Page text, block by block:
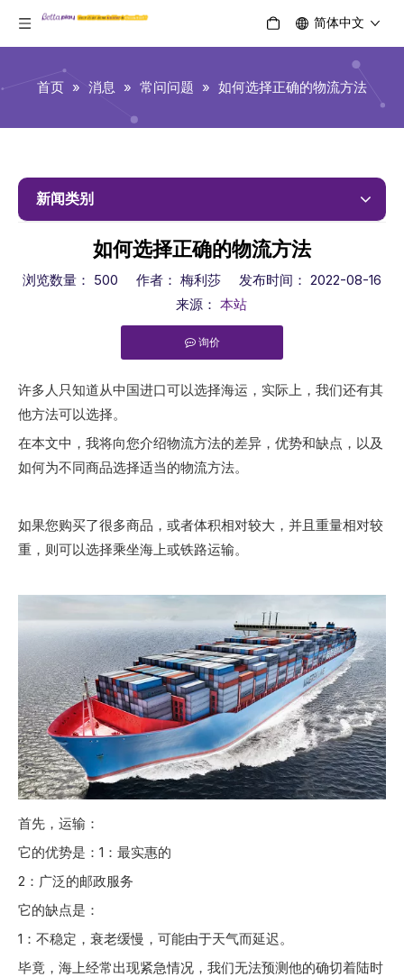
简体中文
首页 » 消息 » 常问问题 » 如何选择正确的物流方法
新闻类别
如何选择正确的物流方法
浏览数量： 500 作者： 梅利莎 发布时间： 2022-08-16
来源： 本站
询价
许多人只知道从中国进口可以选择海运，实际上，我们还有其
他方法可以选择。
在本文中，我将向您介绍物流方法的差异，优势和缺点，以及
如何为不同商品选择适当的物流方法。
如果您购买了很多商品，或者体积相对较大，并且重量相对较
重，则可以选择乘坐海上或铁路运输。
首先，运输：
它的优势是：1：最实惠的
2：广泛的邮政服务
它的缺点是：
1：不稳定，衰老缓慢，可能由于天气而延迟。
毕竟，海上经常出现紧急情况，我们无法预测他的确切着陆时